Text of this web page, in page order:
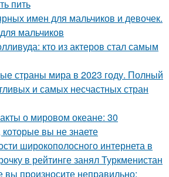
пить
имен для мальчиков и девочек.
мальчиков
кто из актеров стал самым
страны мира в 2023 году. Полный
и самых несчастных стран
о мировом океане: 30
вы не знаете
широкополосного интернета в
в рейтинге занял Туркменистан
произносите неправильно: